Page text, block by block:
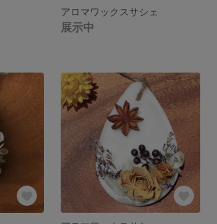
アロマワックスサシェ
展示中